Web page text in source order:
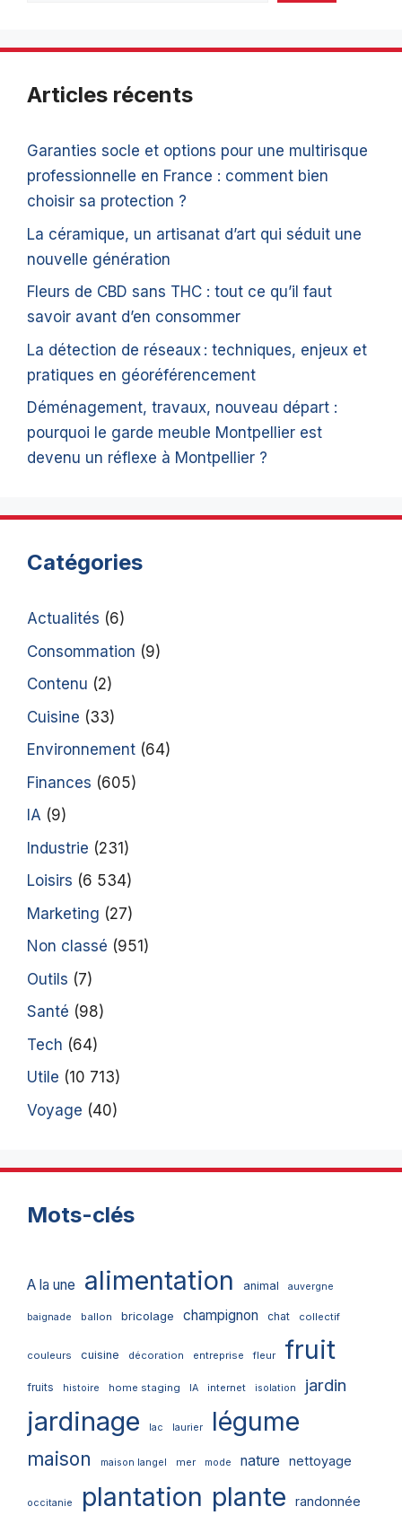
Articles récents
Garanties socle et options pour une multirisque
professionnelle en France : comment bien
choisir sa protection ?
La céramique, un artisanat d’art qui séduit une
nouvelle génération
Fleurs de CBD sans THC : tout ce qu’il faut
savoir avant d’en consommer
La détection de réseaux : techniques, enjeux et
pratiques en géoréférencement
Déménagement, travaux, nouveau départ :
pourquoi le garde meuble Montpellier est
devenu un réflexe à Montpellier ?
Catégories
Actualités (6)
Consommation (9)
Contenu (2)
Cuisine (33)
Environnement (64)
Finances (605)
IA (9)
Industrie (231)
Loisirs (6 534)
Marketing (27)
Non classé (951)
Outils (7)
Santé (98)
Tech (64)
Utile (10 713)
Voyage (40)
Mots-clés
A la une alimentation animal auvergne
baignade ballon bricolage champignon chat collectif
couleurs cuisine décoration entreprise fleur fruit
fruits histoire home staging IA internet isolation jardin
jardinage lac laurier légume
maison maison langel mer mode nature nettoyage
occitanie plantation plante randonnée